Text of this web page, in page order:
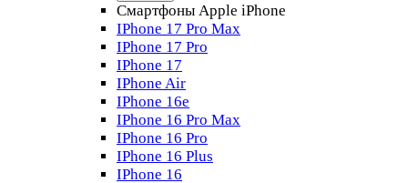
Смартфоны Apple iPhone
IPhone 17 Pro Max
IPhone 17 Pro
IPhone 17
IPhone Air
IPhone 16e
IPhone 16 Pro Max
IPhone 16 Pro
IPhone 16 Plus
IPhone 16